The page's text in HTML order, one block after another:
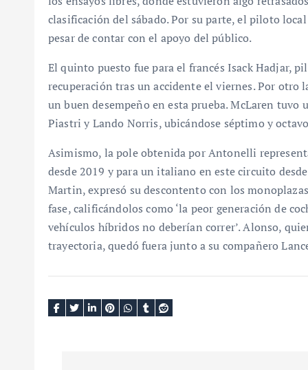
clasificación del sábado. Por su parte, el piloto
pesar de contar con el apoyo del público.
El quinto puesto fue para el francés Isack Hadjar,
recuperación tras un accidente el viernes. Por otro
un buen desempeño en esta prueba. McLaren tuvo
Piastri y Lando Norris, ubicándose séptimo y
Asimismo, la pole obtenida por Antonelli
desde 2019 y para un italiano en este circuito
Martin, expresó su descontento con los
fase, calificándolos como ‘la peor generación de
vehículos híbridos no deberían correr’. Alonso,
trayectoria, quedó fuera junto a su compañero